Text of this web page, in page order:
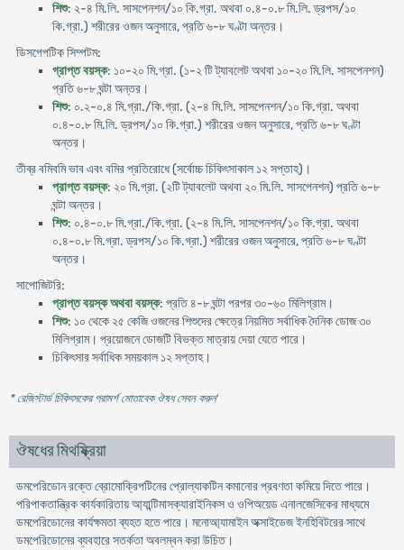
শিশু: ২-৪ মি.লি. সাসপেনশন/১০ কি.গ্রা. অথবা ০.৪-০.৮ মি.লি. ড্রপস/১০
কি.গ্রা.) শরীরের ওজন অনুসারে, প্রতি ৬-৮ ঘণ্টা অন্তর।
ডিসপেপটিক সিম্পটম:
গ্রাপ্ত বয়স্ক: ১০-২০ মি.গ্রা. (১-২ টি ট্যাবলেট অথবা ১০-২০ মি.লি. সাসপেনশন)
প্রতি ৬-৮ ঘন্টা অন্তর।
শিশু: ০.২-০.৪ মি.গ্রা./কি.গ্রা. (২-৪ মি.লি. সাসপেনশন/১০ কি.গ্রা. অথবা
০.৪-০.৮ মি.লি. ড্রপস/১০ কি.গ্রা.) শরীরের ওজন অনুসারে, প্রতি ৬-৮ ঘণ্টা
অন্তর।
তীব্র বমিবমি ভাব এবং বমির প্রতিরােধে (সর্বোচ্চ চিকিৎসাকাল ১২ সপ্তাহ)।
প্রাপ্ত বয়স্ক: ২০ মি.গ্রা. (২টি ট্যাবলেট অথবা ২০ মি.লি. সাসপেনশন) প্রতি ৬-৮
ঘন্টা অন্তর।
শিশু: ০.৪-০.৮ মি.গ্রা./কি.গ্রা. (২-৪ মি.লি. সাসপেনশন/১০ কি.গ্রা. অথবা
০.৪-০.৮ মি.গ্রা. ড্রপস/১০ কি.গ্রা.) শরীরের ওজন অনুসারে, প্রতি ৬-৮ ঘণ্টা
অন্তর।
সাপোজিটরি:
প্রাপ্ত বয়স্ক অথবা বয়স্ক: প্রতি ৪-৮ ঘন্টা পরপর ৩০-৬০ মিলিগ্রাম।
শিশু: ১০ থেকে ২৫ কেজি ওজনের শিশুদের ক্ষেত্রে নিয়মিত সর্বাধিক দৈনিক ডোজ ৩০
মিলিগ্রাম। প্রয়োজনে ডোজটি বিভক্ত মাত্রায় দেয়া যেতে পারে।
চিকিৎসার সর্বাধিক সময়কাল ১২ সপ্তাহ।
* রেজিস্টার্ড চিকিৎসকের পরামর্শ মোতাবেক ঔষধ সেবন করুন'
ঔষধের মিথষ্ক্রিয়া
ডমপেরিডােন রক্তে ব্রোমােক্রিপটিনের প্রােল্যাকটিন কমানাের প্রবণতা কমিয়ে দিতে পারে।
পরিপাকতান্ত্রিক কার্যকারিতায় আ্যান্টিমাসক্যারাইনিকস ও ওপিঅয়েড এনালজেসিকের মাধ্যমে
ডমপেরিডােনের কার্যক্ষমতা ব্যহত হতে পারে। মনােআ্যামাইন অক্সাইডেজ ইনহিবিটরের সাথে
ডমপেরিডােনের ব্যবহারে সতর্কতা অবলম্বন করা উচিত।